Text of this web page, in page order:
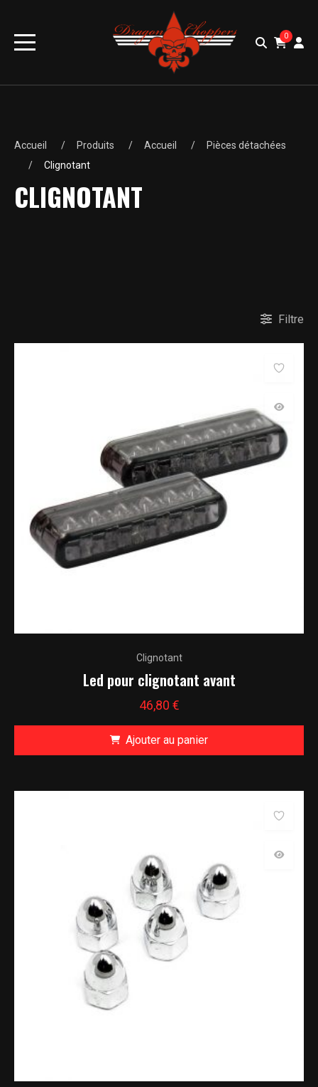
0
Accueil Produits Accueil
Pièces détachées
Clignotant
CLIGNOTANT
Filtre
Clignotant
Led pour clignotant avant
46,80 €
Ajouter au panier